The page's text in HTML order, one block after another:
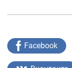
Facebook